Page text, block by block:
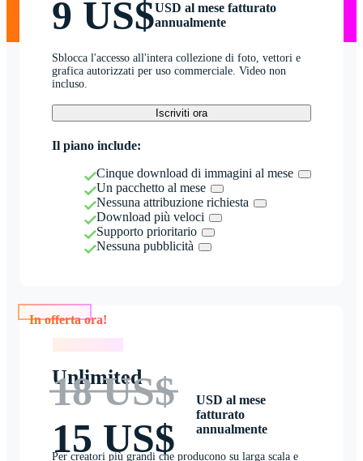
9 US$USD al mese fatturato
annualmente
Sblocca l'accesso all'intera collezione di foto, vettori e
grafica autorizzati per uso commerciale. Video non
incluso.
Iscriviti ora
Il piano include:
Cinque download di immagini al mese
Un pacchetto al mese
Nessuna attribuzione richiesta
Download più veloci
Supporto prioritario
Nessuna pubblicità
Unlimited
18 US$
15 US$
USD al mese
fatturato
annualmente
Per creatori più grandi che producono su larga scala e